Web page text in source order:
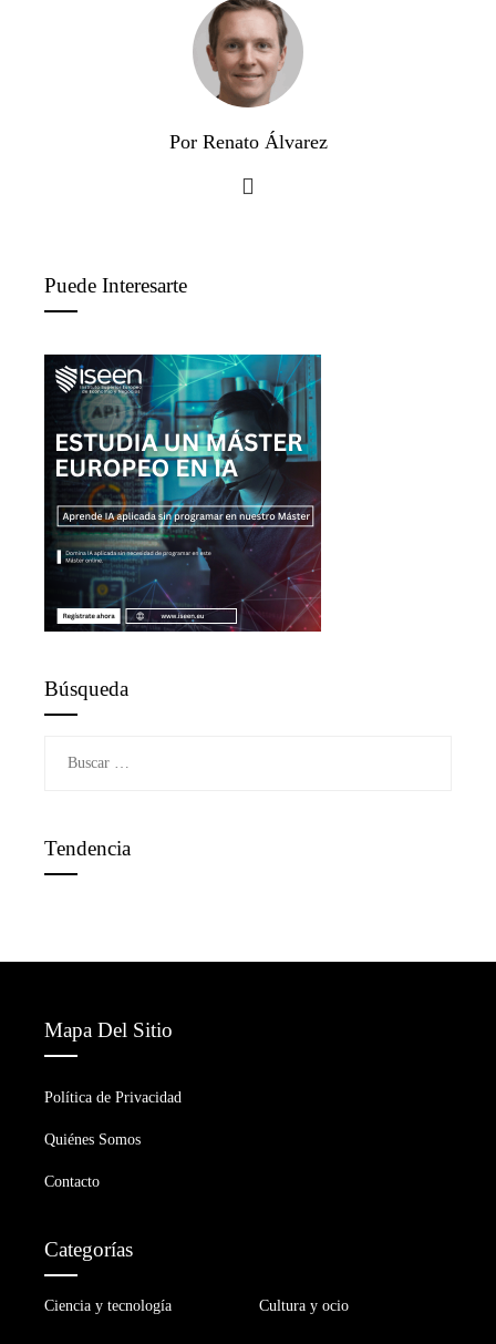
Por Renato Álvarez
Puede Interesarte
Búsqueda
Tendencia
Mapa Del Sitio
Política de Privacidad
Quiénes Somos
Contacto
Categorías
Ciencia y tecnología Cultura y ocio